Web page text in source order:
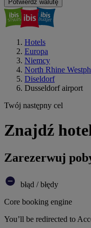
Potwierdź walutę
Hotels
Europa
Niemcy
North Rhine
Diseldorf
Dusseldorf airport
Twój następny cel
Znajdź
Zarezerwuj
błąd / błędy
Core booking engine
You’ll be redirected to